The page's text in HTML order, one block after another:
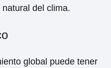
del clima.
global puede tener